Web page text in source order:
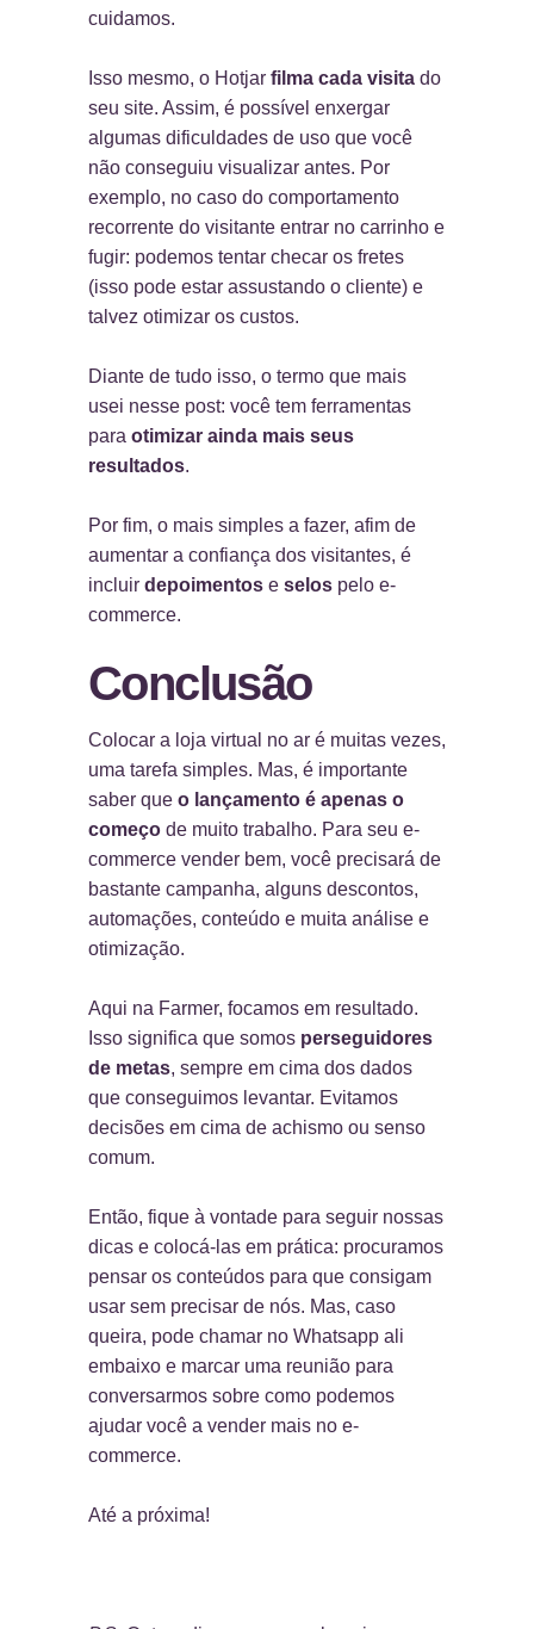
cuidamos.
Isso mesmo, o Hotjar filma cada visita do
seu site. Assim, é possível enxergar
algumas dificuldades de uso que você
não conseguiu visualizar antes. Por
exemplo, no caso do comportamento
recorrente do visitante entrar no carrinho e
fugir: podemos tentar checar os fretes
(isso pode estar assustando o cliente) e
talvez otimizar os custos.
Diante de tudo isso, o termo que mais
usei nesse post: você tem ferramentas
para otimizar ainda mais seus
resultados.
Por fim, o mais simples a fazer, afim de
aumentar a confiança dos visitantes, é
incluir depoimentos e selos pelo e-
commerce.
Conclusão
Colocar a loja virtual no ar é muitas vezes,
uma tarefa simples. Mas, é importante
saber que o lançamento é apenas o
começo de muito trabalho. Para seu e-
commerce vender bem, você precisará de
bastante campanha, alguns descontos,
automações, conteúdo e muita análise e
otimização.
Aqui na Farmer, focamos em resultado.
Isso significa que somos perseguidores
de metas, sempre em cima dos dados
que conseguimos levantar. Evitamos
decisões em cima de achismo ou senso
comum.
Então, fique à vontade para seguir nossas
dicas e colocá-las em prática: procuramos
pensar os conteúdos para que consigam
usar sem precisar de nós. Mas, caso
queira, pode chamar no Whatsapp ali
embaixo e marcar uma reunião para
conversarmos sobre como podemos
ajudar você a vender mais no e-
commerce.
Até a próxima!